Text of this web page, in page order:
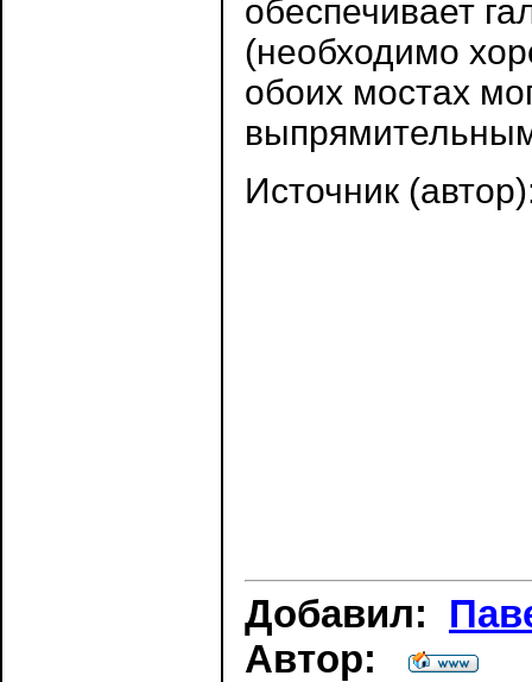
обеспечивает
(необходимо
обоих мостах
Источник
Добавил:
Автор: